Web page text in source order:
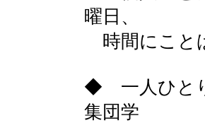
曜日、
時間にこと
◆ 一人ひと
集団学